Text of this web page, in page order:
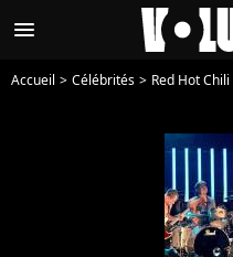
menu
Accueil Célébrités Red Hot